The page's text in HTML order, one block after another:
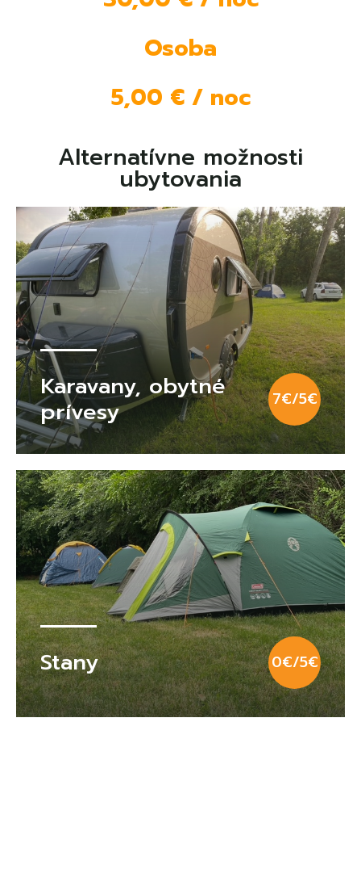
Osoba
5,00 € / noc
Alternatívne možnosti
ubytovania
Karavany, obytné
prívesy
7€/5€
Stany 0€/5€